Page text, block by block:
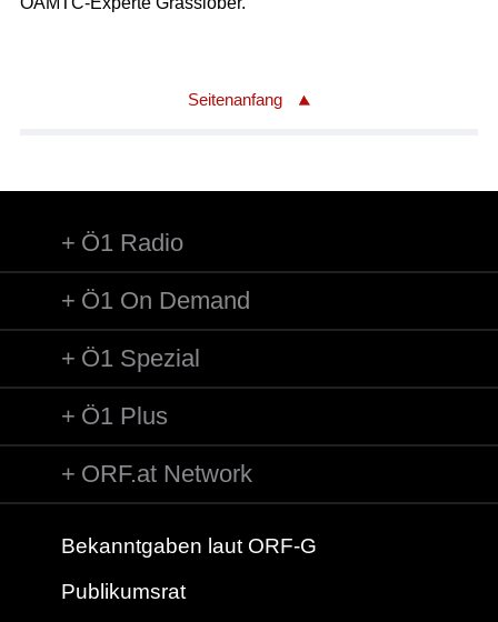
Seitenanfang
Ö1 Radio
Ö1 On Demand
Ö1 Spezial
Ö1 Plus
ORF.at Network
Bekanntgaben laut ORF-G
Publikumsrat